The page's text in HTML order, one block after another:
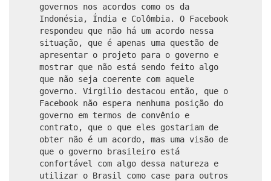
governos nos acordos como os da
Indonésia, Índia e Colômbia. O Facebook
respondeu que não há um acordo nessa
situação, que é apenas uma questão de
apresentar o projeto para o governo e
mostrar que não está sendo feito algo
que não seja coerente com aquele
governo. Virgilio destacou então, que o
Facebook não espera nenhuma posição do
governo em termos de convênio e
contrato, que o que eles gostariam de
obter não é um acordo, mas uma visão de
que o governo brasileiro está
confortável com algo dessa natureza e
utilizar o Brasil como case para outros